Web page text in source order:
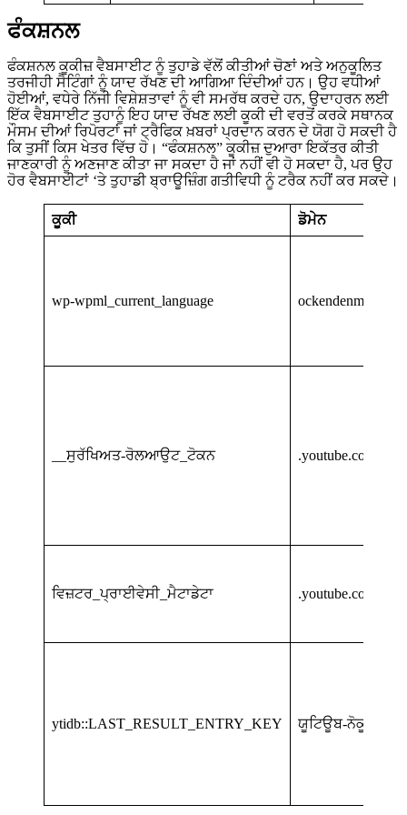
ਫੰਕਸ਼ਨਲ
ਫੰਕਸ਼ਨਲ ਕੂਕੀਜ਼ ਵੈਬਸਾਈਟ ਨੂੰ ਤੁਹਾਡੇ ਵੱਲੋਂ ਕੀਤੀਆਂ ਚੋਣਾਂ ਅਤੇ ਅਨੁਕੂਲਿਤ
ਤਰਜੀਹੀ ਸੈਟਿੰਗਾਂ ਨੂੰ ਯਾਦ ਰੱਖਣ ਦੀ ਆਗਿਆ ਦਿੰਦੀਆਂ ਹਨ। ਉਹ ਵਧੀਆਂ
ਹੋਈਆਂ, ਵਧੇਰੇ ਨਿੱਜੀ ਵਿਸ਼ੇਸ਼ਤਾਵਾਂ ਨੂੰ ਵੀ ਸਮਰੱਥ ਕਰਦੇ ਹਨ, ਉਦਾਹਰਨ ਲਈ
ਇੱਕ ਵੈਬਸਾਈਟ ਤੁਹਾਨੂੰ ਇਹ ਯਾਦ ਰੱਖਣ ਲਈ ਕੂਕੀ ਦੀ ਵਰਤੋਂ ਕਰਕੇ ਸਥਾਨਕ
ਮੌਸਮ ਦੀਆਂ ਰਿਪੋਰਟਾਂ ਜਾਂ ਟ੍ਰੈਫਿਕ ਖ਼ਬਰਾਂ ਪ੍ਰਦਾਨ ਕਰਨ ਦੇ ਯੋਗ ਹੋ ਸਕਦੀ ਹੈ
ਕਿ ਤੁਸੀਂ ਕਿਸ ਖੇਤਰ ਵਿੱਚ ਹੋ। “ਫੰਕਸ਼ਨਲ” ਕੂਕੀਜ਼ ਦੁਆਰਾ ਇਕੱਤਰ ਕੀਤੀ
ਜਾਣਕਾਰੀ ਨੂੰ ਅਣਜਾਣ ਕੀਤਾ ਜਾ ਸਕਦਾ ਹੈ ਜਾਂ ਨਹੀਂ ਵੀ ਹੋ ਸਕਦਾ ਹੈ, ਪਰ ਉਹ
ਹੋਰ ਵੈਬਸਾਈਟਾਂ ‘ਤੇ ਤੁਹਾਡੀ ਬ੍ਰਾਊਜ਼ਿੰਗ ਗਤੀਵਿਧੀ ਨੂੰ ਟਰੈਕ ਨਹੀਂ ਕਰ ਸਕਦੇ।
ਕੂਕੀ ਡੋਮੇਨ
wp-wpml_current_language
__ਸੁਰੱਖਿਅਤ-ਰੋਲਆਉਟ_ਟੋਕਨ .youtube.com
ਵਿਜ਼ਟਰ_ਪ੍ਰਾਈਵੇਸੀ_ਮੈਟਾਡੇਟਾ .youtube.com
ytidb::LAST_RESULT_ENTRY_KEY ਯੂਟਿਊਬ-